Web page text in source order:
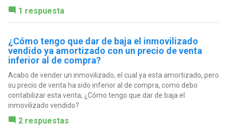
1 respuesta
¿Cómo tengo que dar de baja el inmovilizado
vendido ya amortizado con un precio de venta
inferior al de compra?
Acabo de vender un inmovilizado, el cual ya esta amortizado, pero
su precio de venta ha sido inferior al de compra, como debo
contabilizar esta venta, ¿Cómo tengo que dar de baja el
inmovilizado vendido?
2 respuestas